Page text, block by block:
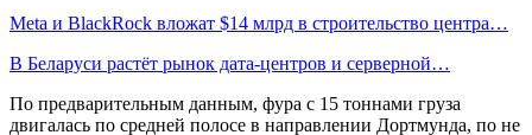
Meta и BlackRock вложат $14 млрд в строительство центра…
В Беларуси растёт рынок дата-центров и серверной…
По предварительным данным, фура с 15 тоннами груза
двигалась по средней полосе в направлении Дортмунда, по не